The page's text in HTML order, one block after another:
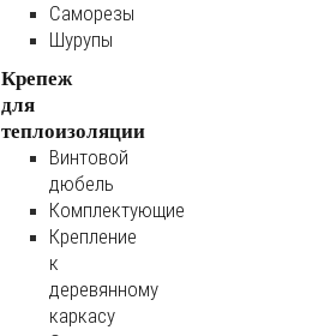
Саморезы
Шурупы
Крепеж
для
теплоизоляции
Винтовой
дюбель
Комплектующие
Крепление
к
деревянному
каркасу